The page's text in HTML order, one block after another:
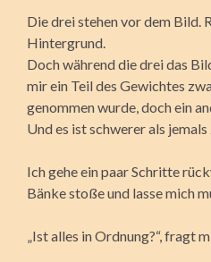
Die drei stehen vor dem Bild.
Hintergrund.
Doch während die drei das
mir ein Teil des Gewichtes
genommen wurde, doch ein
Und es ist schwerer als jemals
Ich gehe ein paar Schritte
Bänke stoße und lasse mich
„Ist alles in Ordnung?“, fragt